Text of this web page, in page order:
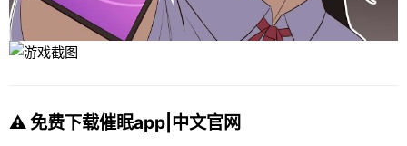
⚠️ 免费下载催眠app|中文官网